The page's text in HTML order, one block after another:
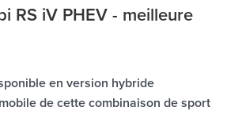
RS iV PHEV - meilleure
en version hybride
de cette combinaison de sport